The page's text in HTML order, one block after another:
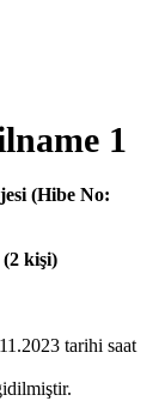
1
(Hibe No:
(2 kişi)
tarihi saat